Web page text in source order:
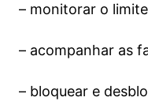
– monitorar o
– acompanhar as
– bloquear e